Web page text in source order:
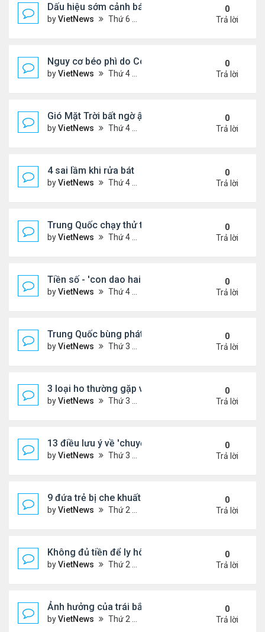
Dấu hiệu sớm cảnh báo bệnh tiểu đường
byVietNews Thứ 6 Tháng 8 12, 2022 3:03 pm
0
Trả lời
Nguy cơ béo phì do Covid-19
byVietNews Thứ 4 Tháng 8 10, 2022 5:13 pm
0
Trả lời
Gió Mặt Trời bất ngờ ập tới Trái Đất
byVietNews Thứ 4 Tháng 8 10, 2022 3:06 pm
0
Trả lời
4 sai lầm khi rửa bát
byVietNews Thứ 4 Tháng 8 10, 2022 3:02 pm
0
Trả lời
Trung Quốc chạy thử tàu đệm từ treo ngược
byVietNews Thứ 4 Tháng 8 10, 2022 3:01 pm
0
Trả lời
Tiền số - 'con dao hai lưỡi' với các nước đang
byVietNews Thứ 4 Tháng 8 10, 2022 2:19 pm
0
Trả lời
Trung Quốc bùng phát loại virus mới
byVietNews Thứ 3 Tháng 8 09, 2022 10:10 am
0
Trả lời
3 loại ho thường gặp và cách khắc phục
byVietNews Thứ 3 Tháng 8 09, 2022 9:58 am
0
Trả lời
13 điều lưu ý về 'chuyện ấy' để sớm có thai
byVietNews Thứ 3 Tháng 8 09, 2022 9:56 am
0
Trả lời
9 đứa trẻ bị che khuất khi ngồi trước đầu ôtô
byVietNews Thứ 2 Tháng 8 08, 2022 5:13 pm
0
Trả lời
Không đủ tiền để ly hôn
byVietNews Thứ 2 Tháng 8 08, 2022 1:44 pm
0
Trả lời
Ảnh hưởng của trái bắp đến hệ tiêu hóa
byVietNews Thứ 2 Tháng 8 08, 2022 1:36 pm
0
Trả lời